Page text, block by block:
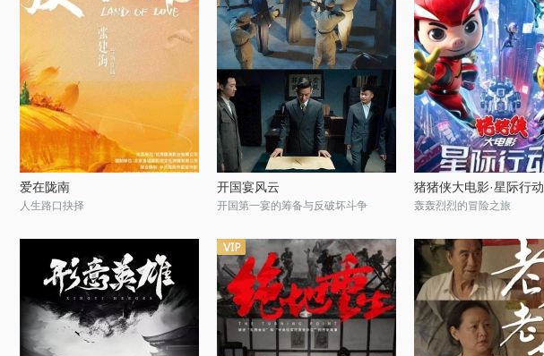
爱在陇南
人生路口抉择
开国宴风云
开国第一宴的筹备与反破坏斗争
猪猪侠大电影·星际行动
轰轰烈烈的冒险之旅